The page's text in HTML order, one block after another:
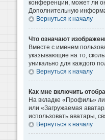
конференции, может ли
Дополнительную
Вернуться к началу
Что означают
Вместе с именем
указывающие на то,
уникально для каждого
Вернуться к началу
Как мне включить
На вкладке «Профиль»
или «Загружаемая
использовать аватары,
Вернуться к началу